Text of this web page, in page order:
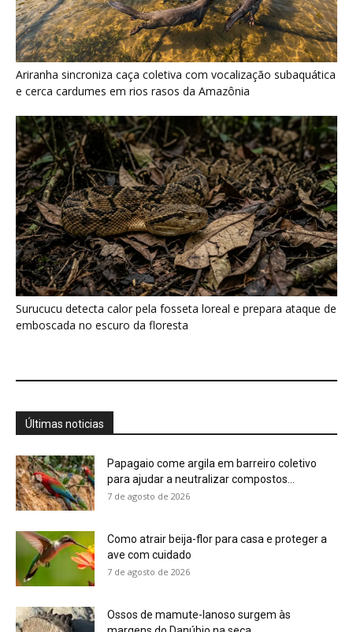
Surucucu detecta calor pela fosseta loreal e prepara ataque de
emboscada no escuro da floresta
Últimas noticias
Papagaio come argila em barreiro coletivo
para ajudar a neutralizar compostos...
7 de agosto de 2026
Como atrair beija-flor para casa e proteger a
ave com cuidado
7 de agosto de 2026
Martim-pescador ajusta dois focos na retina
7 de agosto de 2026
7 de agosto de 2026